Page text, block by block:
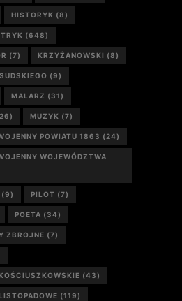
HISTORYK (8)
(648)
(7) KRZYŻANOWSKI (8)
(9)
MALARZ (31)
MUZYK (7)
POWIATU 1863 (24)
WOJEWÓDZTWA
(9) PILOT (7)
POETA (34)
ZBROJNE (7)
(43)
(119)